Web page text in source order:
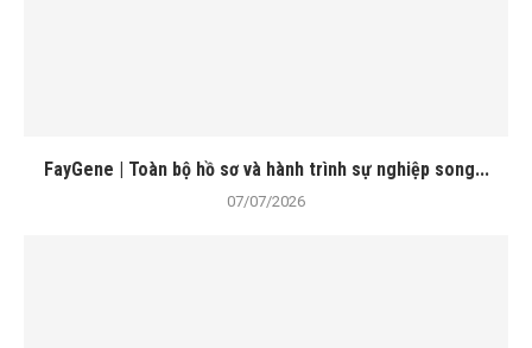
FayGene | Toàn bộ hồ sơ và hành trình sự nghiệp song...
07/07/2026